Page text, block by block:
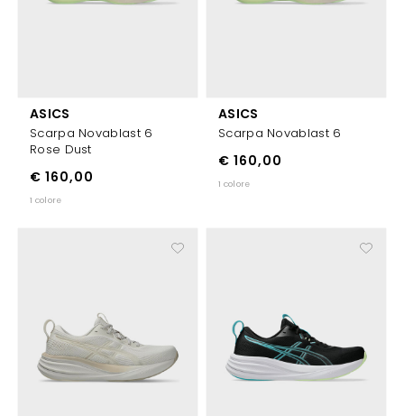
ASICS
Scarpa Novablast 6
Rose Dust
€ 160,00
1 colore
ASICS
Scarpa Novablast 6
€ 160,00
1 colore